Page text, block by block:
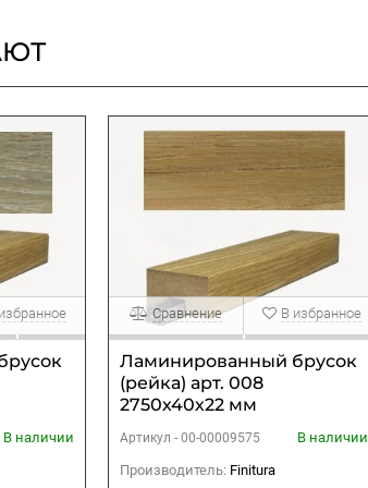
В наличии
Ламинированный брусок
(рейка) арт. 008
2750х40х22 мм
Артикул - 00-00009575
В наличии
Производитель: Finitura
Сравнение В избранное